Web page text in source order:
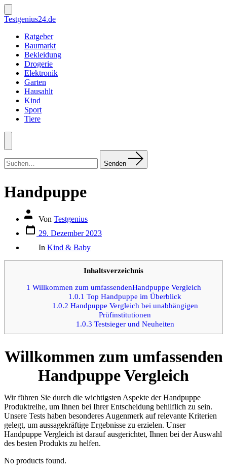
Zum
Inhalt
springen
Suche
ein-/ausblenden
Testgenius24.de
Ratgeber
Baumarkt
Bekleidung
Drogerie
Elektronik
Garten
Hausahlt
Kind
Sport
Tiere
Menü
nach:
Senden
Handpuppe
Autor
Beitrags
Von Testgenius
Datum
des
Beitrags
29. Dezember 2023
In Kind & Baby
Inhaltsverzeichnis
1 Willkommen zum umfassendenHandpuppe Vergleich
1.0.1 Top Handpuppe im Überblick
1.0.2 Handpuppe Vergleich bei unabhängigen
Prüfinstitutionen
1.0.3 Testsieger und Neuheiten
Willkommen zum umfassenden
Handpuppe Vergleich
Wir führen Sie durch die wichtigsten Aspekte der Handpuppe
Produktreihe, um Ihnen bei Ihrer Entscheidung behilflich zu sein.
Unsere Tests haben besonderes Augenmerk auf relevante Kriterien
gelegt, um aussagekräftige Ergebnisse zu erzielen. Unser
Handpuppe Vergleich ist darauf ausgerichtet, Ihnen bei der Auswahl
des besten Produkts zu helfen.
No products found.